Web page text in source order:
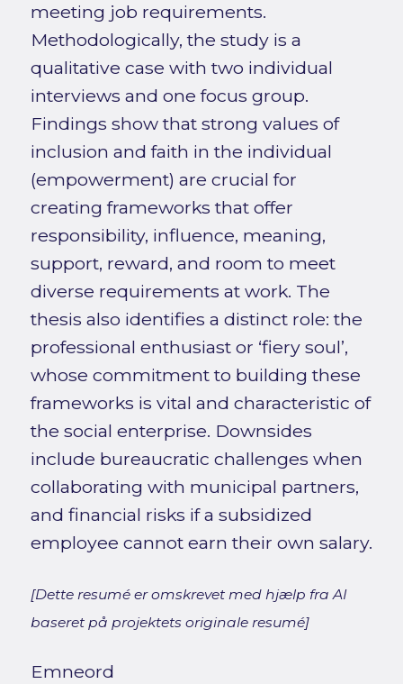
meeting job requirements.
Methodologically, the study is a
qualitative case with two individual
interviews and one focus group.
Findings show that strong values of
inclusion and faith in the individual
(empowerment) are crucial for
creating frameworks that offer
responsibility, influence, meaning,
support, reward, and room to meet
diverse requirements at work. The
thesis also identifies a distinct role: the
professional enthusiast or ‘fiery soul’,
whose commitment to building these
frameworks is vital and characteristic of
the social enterprise. Downsides
include bureaucratic challenges when
collaborating with municipal partners,
and financial risks if a subsidized
employee cannot earn their own salary.
[Dette resumé er omskrevet med hjælp fra AI
baseret på projektets originale resumé]
Emneord